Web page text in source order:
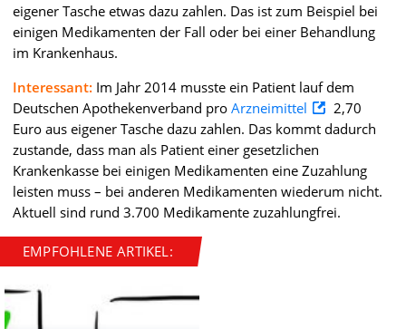
eigener Tasche etwas dazu zahlen. Das ist zum Beispiel bei
einigen Medikamenten der Fall oder bei einer Behandlung
im Krankenhaus.
Interessant: Im Jahr 2014 musste ein Patient lauf dem
Deutschen Apothekenverband pro Arzneimittel
2,70
Euro aus eigener Tasche dazu zahlen. Das kommt dadurch
zustande, dass man als Patient einer gesetzlichen
Krankenkasse bei einigen Medikamenten eine Zuzahlung
leisten muss – bei anderen Medikamenten wiederum nicht.
Aktuell sind rund 3.700 Medikamente zuzahlungfrei.
EMPFOHLENE ARTIKEL: